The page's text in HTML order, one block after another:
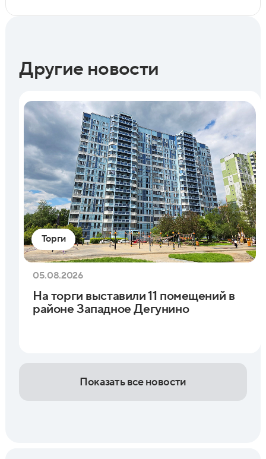
Другие новости
Торги
05.08.2026
На торги выставили 11 помещений в
районе Западное Дегунино
Показать все новости